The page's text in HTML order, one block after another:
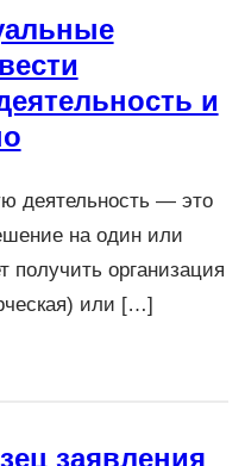
и
деятельность — это
на один или
получить организация
или […]
заявления